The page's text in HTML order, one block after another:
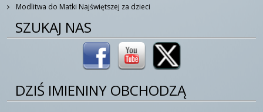
Modlitwa do Matki Najświętszej za dzieci
SZUKAJ NAS
DZIŚ IMIENINY OBCHODZĄ